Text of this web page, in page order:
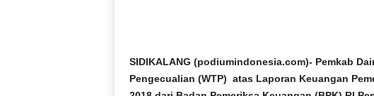
SIDIKALANG (podiumindonesia.com)- Pemkab
Pengecualian (WTP) atas Laporan Keuangan